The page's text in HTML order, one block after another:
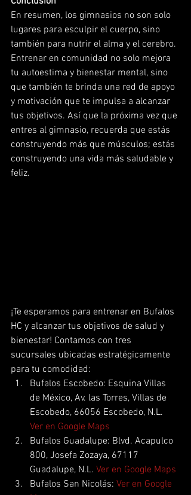
En resumen, los gimnasios no son solo
lugares para esculpir el cuerpo, sino
también para nutrir el alma y el cerebro.
Entrenar en comunidad no solo mejora
tu autoestima y bienestar mental, sino
que también te brinda una red de apoyo
y motivación que te impulsa a alcanzar
tus objetivos. Así que la próxima vez que
entres al gimnasio, recuerda que estás
construyendo más que músculos; estás
construyendo una vida más saludable y
feliz.
¡Te esperamos para entrenar en Bufalos
HC y alcanzar tus objetivos de salud y
bienestar! Contamos con tres
sucursales ubicadas estratégicamente
para tu comodidad:
Bufalos Escobedo: Esquina Villas
de México, Av. las Torres, Villas de
Escobedo, 66056 Escobedo, N.L.
Ver en Google Maps
Bufalos Guadalupe: Blvd. Acapulco
800, Josefa Zozaya, 67117
Guadalupe, N.L. Ver en Google Maps
Bufalos San Nicolás: Ver en Google